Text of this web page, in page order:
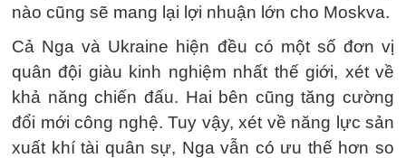
nào cũng sẽ mang lại lợi nhuận lớn cho Moskva.
Cả Nga và Ukraine hiện đều có một số đơn vị
quân đội giàu kinh nghiệm nhất thế giới, xét về
khả năng chiến đấu. Hai bên cũng tăng cường
đổi mới công nghệ. Tuy vậy, xét về năng lực sản
xuất khí tài quân sự, Nga vẫn có ưu thế hơn so